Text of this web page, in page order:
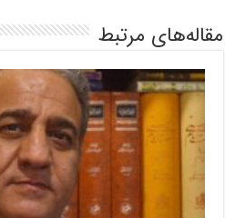
مقاله‌های مرتبط